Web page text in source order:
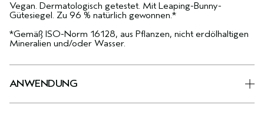
Vegan. Dermatologisch getestet. Mit Leaping-Bunny-
Gütesiegel. Zu 96 % natürlich gewonnen.*
*Gemäß ISO-Norm 16128, aus Pflanzen, nicht erdölhaltigen
Mineralien und/oder Wasser.
ANWENDUNG